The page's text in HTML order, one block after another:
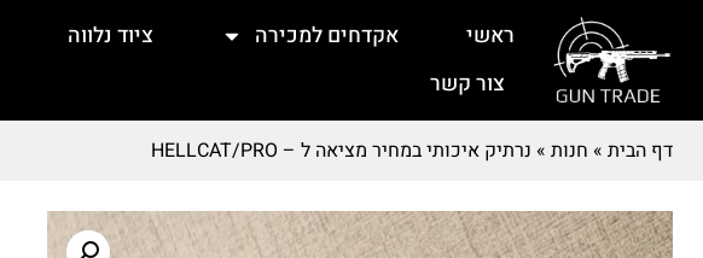
ראשי אקדחים למכירה ציוד נלווה
צור קשר
דף הבית » חנות » נרתיק איכותי במחיר מציאה ל – HELLCAT/PRO